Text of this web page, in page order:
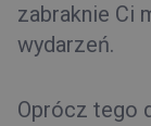
zabraknie Ci
wydarzeń.
Oprócz tego